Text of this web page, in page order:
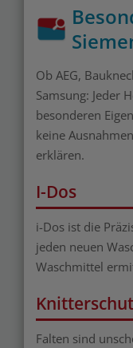
Ob AEG,
Samsung: Jeder
besonderen
keine
erklären.
I-Dos
i-Dos ist die
jeden neuen
Waschmittel
Falten sind